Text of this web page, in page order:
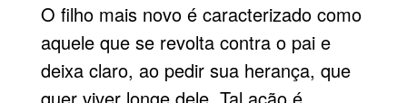
O filho mais novo é caracterizado como
aquele que se revolta contra o pai e
deixa claro, ao pedir sua herança, que